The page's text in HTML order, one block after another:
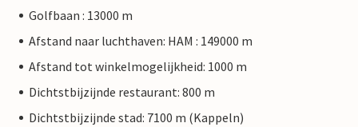
Golfbaan : 13000 m
Afstand naar luchthaven: HAM : 149000 m
Afstand tot winkelmogelijkheid: 1000 m
Dichtstbijzijnde restaurant: 800 m
Dichtstbijzijnde stad: 7100 m (Kappeln)